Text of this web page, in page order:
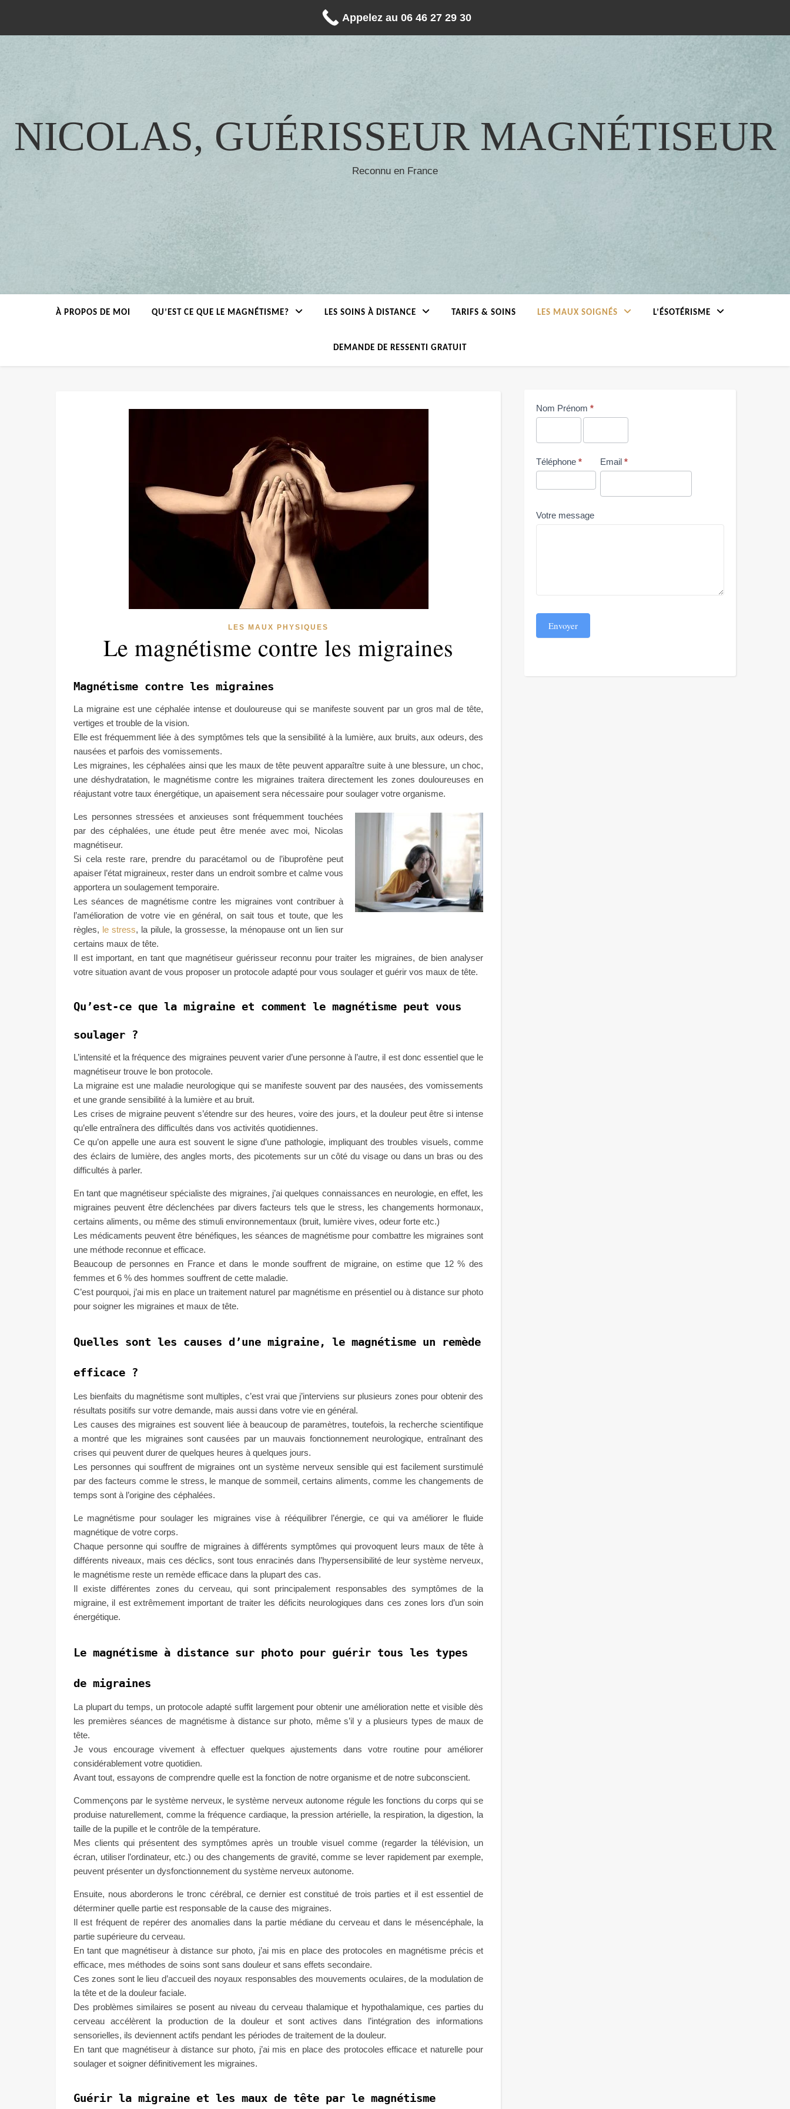
NICOLAS, GUÉRISSEUR MAGNÉTISEUR
Reconnu en France
À PROPOS DE MOI QU’EST CE QUE LE MAGNÉTISME? LES SOINS À DISTANCE TARIFS & SOINS LES MAUX SOIGNÉS L’ÉSOTÉRISME
DEMANDE DE RESSENTI GRATUIT
LES MAUX PHYSIQUES
Le magnétisme contre les migraines
Magnétisme contre les migraines
La migraine est une céphalée intense et douloureuse qui se manifeste souvent par un gros mal de tête,
vertiges et trouble de la vision.
Elle est fréquemment liée à des symptômes tels que la sensibilité à la lumière, aux bruits, aux odeurs, des
nausées et parfois des vomissements.
Les migraines, les céphalées ainsi que les maux de tête peuvent apparaître suite à une blessure, un choc,
une déshydratation, le magnétisme contre les migraines traitera directement les zones douloureuses en
réajustant votre taux énergétique, un apaisement sera nécessaire pour soulager votre organisme.
Les personnes stressées et anxieuses sont fréquemment touchées
par des céphalées, une étude peut être menée avec moi, Nicolas
magnétiseur.
Si cela reste rare, prendre du paracétamol ou de l’ibuprofène peut
apaiser l’état migraineux, rester dans un endroit sombre et calme vous
apportera un soulagement temporaire.
Les séances de magnétisme contre les migraines vont contribuer à
l’amélioration de votre vie en général, on sait tous et toute, que les
règles, le stress, la pilule, la grossesse, la ménopause ont un lien sur
certains maux de tête.
Il est important, en tant que magnétiseur guérisseur reconnu pour traiter les migraines, de bien analyser
votre situation avant de vous proposer un protocole adapté pour vous soulager et guérir vos maux de tête.
Qu’est-ce que la migraine et comment le magnétisme peut vous
soulager ?
L’intensité et la fréquence des migraines peuvent varier d’une personne à l’autre, il est donc essentiel que le
magnétiseur trouve le bon protocole.
La migraine est une maladie neurologique qui se manifeste souvent par des nausées, des vomissements
et une grande sensibilité à la lumière et au bruit.
Les crises de migraine peuvent s’étendre sur des heures, voire des jours, et la douleur peut être si intense
qu’elle entraînera des difficultés dans vos activités quotidiennes.
Ce qu’on appelle une aura est souvent le signe d’une pathologie, impliquant des troubles visuels, comme
des éclairs de lumière, des angles morts, des picotements sur un côté du visage ou dans un bras ou des
difficultés à parler.
En tant que magnétiseur spécialiste des migraines, j’ai quelques connaissances en neurologie, en effet, les
migraines peuvent être déclenchées par divers facteurs tels que le stress, les changements hormonaux,
certains aliments, ou même des stimuli environnementaux (bruit, lumière vives, odeur forte etc.)
Les médicaments peuvent être bénéfiques, les séances de magnétisme pour combattre les migraines sont
une méthode reconnue et efficace.
Beaucoup de personnes en France et dans le monde souffrent de migraine, on estime que 12 % des
femmes et 6 % des hommes souffrent de cette maladie.
C’est pourquoi, j’ai mis en place un traitement naturel par magnétisme en présentiel ou à distance sur photo
pour soigner les migraines et maux de tête.
Quelles sont les causes d’une migraine, le magnétisme un remède
efficace ?
Les bienfaits du magnétisme sont multiples, c’est vrai que j’interviens sur plusieurs zones pour obtenir des
résultats positifs sur votre demande, mais aussi dans votre vie en général.
Les causes des migraines est souvent liée à beaucoup de paramètres, toutefois, la recherche scientifique
a montré que les migraines sont causées par un mauvais fonctionnement neurologique, entraînant des
crises qui peuvent durer de quelques heures à quelques jours.
Les personnes qui souffrent de migraines ont un système nerveux sensible qui est facilement surstimulé
par des facteurs comme le stress, le manque de sommeil, certains aliments, comme les changements de
temps sont à l’origine des céphalées.
Le magnétisme pour soulager les migraines vise à rééquilibrer l’énergie, ce qui va améliorer le fluide
magnétique de votre corps.
Chaque personne qui souffre de migraines à différents symptômes qui provoquent leurs maux de tête à
différents niveaux, mais ces déclics, sont tous enracinés dans l’hypersensibilité de leur système nerveux,
le magnétisme reste un remède efficace dans la plupart des cas.
Il existe différentes zones du cerveau, qui sont principalement responsables des symptômes de la
migraine, il est extrêmement important de traiter les déficits neurologiques dans ces zones lors d’un soin
énergétique.
Le magnétisme à distance sur photo pour guérir tous les types
de migraines
La plupart du temps, un protocole adapté suffit largement pour obtenir une amélioration nette et visible dès
les premières séances de magnétisme à distance sur photo, même s’il y a plusieurs types de maux de
tête.
Je vous encourage vivement à effectuer quelques ajustements dans votre routine pour améliorer
considérablement votre quotidien.
Avant tout, essayons de comprendre quelle est la fonction de notre organisme et de notre subconscient.
Commençons par le système nerveux, le système nerveux autonome régule les fonctions du corps qui se
produise naturellement, comme la fréquence cardiaque, la pression artérielle, la respiration, la digestion, la
taille de la pupille et le contrôle de la température.
Mes clients qui présentent des symptômes après un trouble visuel comme (regarder la télévision, un
écran, utiliser l’ordinateur, etc.) ou des changements de gravité, comme se lever rapidement par exemple,
peuvent présenter un dysfonctionnement du système nerveux autonome.
Ensuite, nous aborderons le tronc cérébral, ce dernier est constitué de trois parties et il est essentiel de
déterminer quelle partie est responsable de la cause des migraines.
Il est fréquent de repérer des anomalies dans la partie médiane du cerveau et dans le mésencéphale, la
partie supérieure du cerveau.
En tant que magnétiseur à distance sur photo, j’ai mis en place des protocoles en magnétisme précis et
efficace, mes méthodes de soins sont sans douleur et sans effets secondaire.
Ces zones sont le lieu d’accueil des noyaux responsables des mouvements oculaires, de la modulation de
la tête et de la douleur faciale.
Des problèmes similaires se posent au niveau du cerveau thalamique et hypothalamique, ces parties du
cerveau accélèrent la production de la douleur et sont actives dans l’intégration des informations
sensorielles, ils deviennent actifs pendant les périodes de traitement de la douleur.
En tant que magnétiseur à distance sur photo, j’ai mis en place des protocoles efficace et naturelle pour
soulager et soigner définitivement les migraines.
Guérir la migraine et les maux de tête par le magnétisme
Me
contacter
Nom Prénom *
Téléphone * Email *
Votre message
Envoyer
Appelez au 06 46 27 29 30